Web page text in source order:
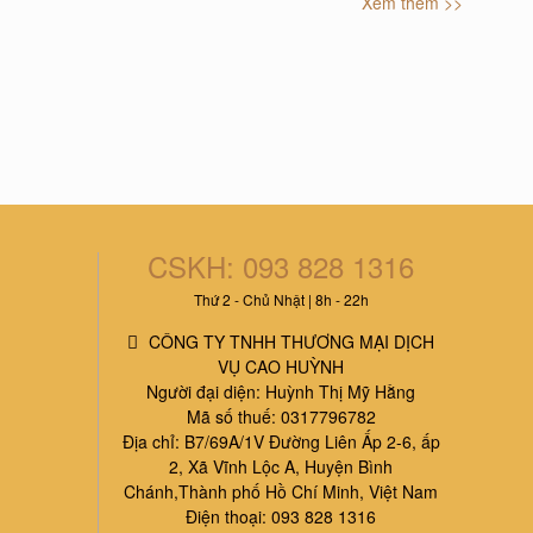
236.000₫
BỘ BÉ THÔNG MINH - BIẾN
ĐỔI THẦN KÌ - THỬ XEM TÔI
LÀ AI (9 QUYỂN)
81.000₫ 90.000₫
CSKH: 093 828 1316
Thứ 2 - Chủ Nhật | 8h - 22h
CÔNG TY TNHH THƯƠNG MẠI DỊCH
VỤ CAO HUỲNH
Người đại diện: Huỳnh Thị Mỹ Hằng
Mã số thuế: 0317796782
Địa chỉ: B7/69A/1V Đường Liên Ấp 2-6, ấp
2, Xã Vĩnh Lộc A, Huyện Bình
Chánh,Thành phố Hồ Chí Minh, Việt Nam
Điện thoại: 093 828 1316